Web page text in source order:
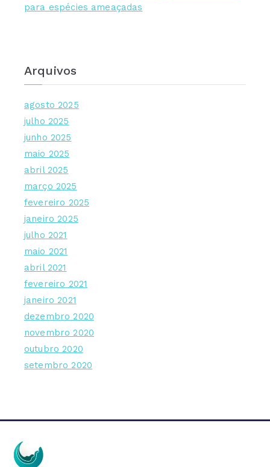
para espécies ameaçadas
Arquivos
agosto 2025
julho 2025
junho 2025
maio 2025
abril 2025
março 2025
fevereiro 2025
janeiro 2025
julho 2021
maio 2021
abril 2021
fevereiro 2021
janeiro 2021
dezembro 2020
novembro 2020
outubro 2020
setembro 2020